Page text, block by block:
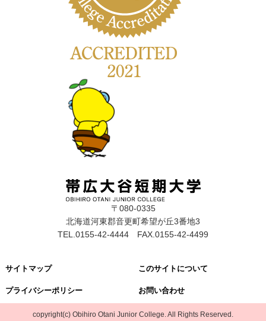
〒080-0335
北海道河東郡音更町希望が丘3番地3
TEL.0155-42-4444 FAX.0155-42-4499
サイトマップ このサイトについて
プライバシーポリシー お問い合わせ
copyright(c) Obihiro Otani Junior College. All Rights Reserved.